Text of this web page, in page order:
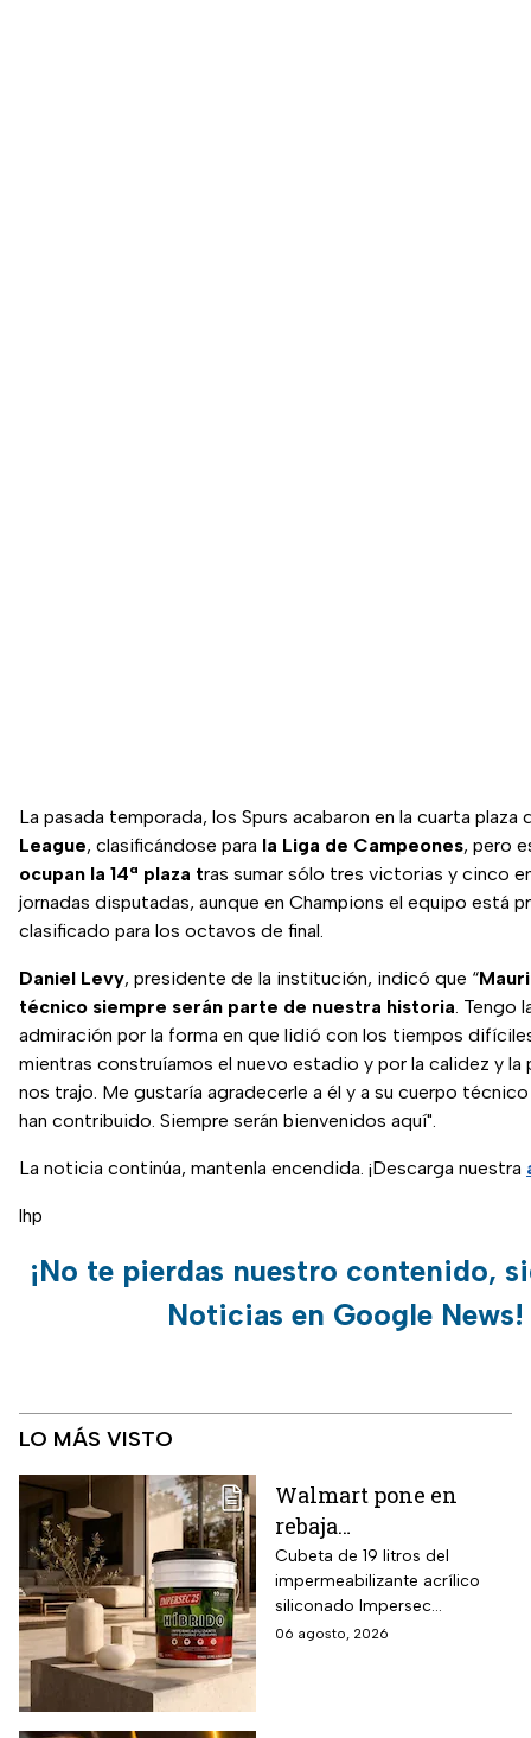
La pasada temporada, los Spurs acabaron en la cuarta plaza
League, clasificándose para la Liga de Campeones, pero
ocupan la 14ª plaza tras sumar sólo tres victorias y cinco
jornadas disputadas, aunque en Champions el equipo está
clasificado para los octavos de final.
Daniel Levy, presidente de la institución, indicó que “
técnico siempre serán parte de nuestra historia. Tengo
admiración por la forma en que lidió con los tiempos
mientras construíamos el nuevo estadio y por la calidez y
nos trajo. Me gustaría agradecerle a él y a su cuerpo
han contribuido. Siempre serán bienvenidos aquí".
La noticia continúa, mantenla encendida. ¡Descarga nuestra
lhp
¡No te pierdas nuestro contenido,
Noticias en Google News!
LO MÁS VISTO
Walmart pone en
rebaja
impermeabilizante
ecológico Impersec 10
años con caucho
reciclado de 19 litros
Cubeta de 19 litros del
impermeabilizante acrílico
siliconado Impersec
formulado con hasta 60 por
06 agosto, 2026